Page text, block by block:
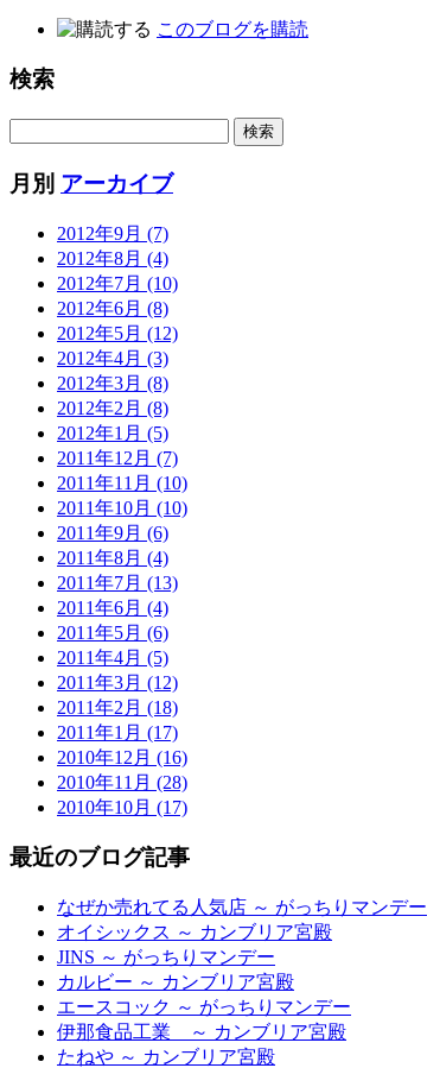
このブログを購読
検索
月別 アーカイブ
2012年9月 (7)
2012年8月 (4)
2012年7月 (10)
2012年6月 (8)
2012年5月 (12)
2012年4月 (3)
2012年3月 (8)
2012年2月 (8)
2012年1月 (5)
2011年12月 (7)
2011年11月 (10)
2011年10月 (10)
2011年9月 (6)
2011年8月 (4)
2011年7月 (13)
2011年6月 (4)
2011年5月 (6)
2011年4月 (5)
2011年3月 (12)
2011年2月 (18)
2011年1月 (17)
2010年12月 (16)
2010年11月 (28)
2010年10月 (17)
最近のブログ記事
なぜか売れてる人気店 ～ がっちりマンデー
オイシックス ～ カンブリア宮殿
JINS ～ がっちりマンデー
カルビー ～ カンブリア宮殿
エースコック ～ がっちりマンデー
伊那食品工業 ～ カンブリア宮殿
たねや ～ カンブリア宮殿